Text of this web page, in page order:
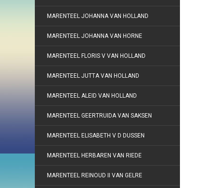
MARENTEEL JOHANNA VAN HOLLAND
MARENTEEL JOHANNA VAN HORNE
MARENTEEL FLORIS V VAN HOLLAND
MARENTEEL JUTTA VAN HOLLAND
MARENTEEL ALEID VAN HOLLAND
MARENTEEL GEERTRUIDA VAN SAKSEN
MARENTEEL ELISABETH V D DUSSEN
MARENTEEL HERBAREN VAN RIEDE
MARENTEEL REINOUD II VAN GELRE